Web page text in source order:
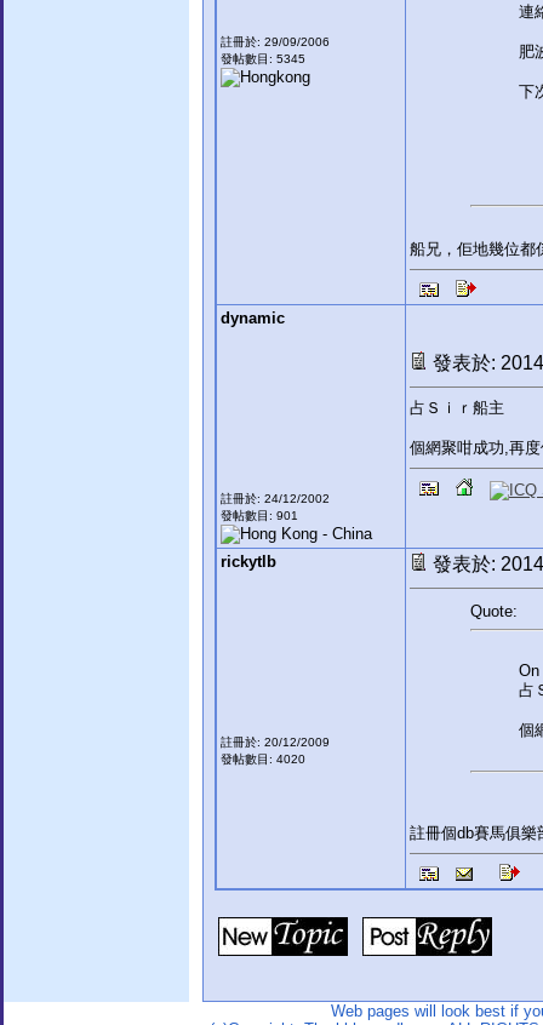
註冊於: 29/09/2006
發帖數目: 5345
連
肥
下
船兄，佢地幾位
dynamic
註冊於: 24/12/2002
發帖數目: 901
發表於:
占Ｓｉｒ船主
個網聚咁成功,再
rickytlb
註冊於: 20/12/2009
發帖數目: 4020
發表於:
Quote:
On
占
個
註冊個db賽馬俱
Web pages will look best if